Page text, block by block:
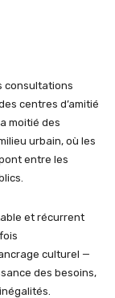
consultations
centres d’amitié
moitié des
urbain, où les
entre les
et récurrent
culturel —
des besoins,